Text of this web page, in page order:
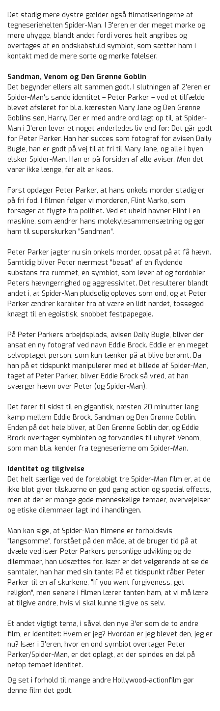
Det stadig mere dystre gælder også filmatiseringerne af
tegneseriehelten Spider-Man. I 3'eren er der meget mørke og
mere uhygge, blandt andet fordi vores helt angribes og
overtages af en ondskabsfuld symbiot, som sætter ham i
kontakt med de mere sorte og mørke følelser.
Sandman, Venom og Den Grønne Goblin
Det begynder ellers alt sammen godt. I slutningen af 2'eren er
Spider-Man's sande identitet – Peter Parker – ved et tilfælde
blevet afsløret for bl.a. kæresten Mary Jane og Den Grønne
Goblins søn, Harry. Der er med andre ord lagt op til, at Spider-
Man i 3'eren lever et noget anderledes liv end før: Det går godt
for Peter Parker. Han har succes som fotograf for avisen Daily
Bugle, han er godt på vej til at fri til Mary Jane, og alle i byen
elsker Spider-Man. Han er på forsiden af alle aviser. Men det
varer ikke længe, før alt er kaos.
Først opdager Peter Parker, at hans onkels morder stadig er
på fri fod. I filmen følger vi morderen, Flint Marko, som
forsøger at flygte fra politiet. Ved et uheld havner Flint i en
maskine, som ændrer hans molekylesammensætning og gør
ham til superskurken "Sandman".
Peter Parker jagter nu sin onkels morder, opsat på at få hævn.
Samtidig bliver Peter nærmest "besat" af en flydende
substans fra rummet, en symbiot, som lever af og fordobler
Peters hævngerrighed og aggressivitet. Det resulterer blandt
andet i, at Spider-Man pludselig opleves som ond, og at Peter
Parker ændrer karakter fra at være en lidt nørdet, tossegod
knægt til en egoistisk, snobbet festpapegøje.
På Peter Parkers arbejdsplads, avisen Daily Bugle, bliver der
ansat en ny fotograf ved navn Eddie Brock. Eddie er en meget
selvoptaget person, som kun tænker på at blive berømt. Da
han på et tidspunkt manipulerer med et billede af Spider-Man,
taget af Peter Parker, bliver Eddie Brock så vred, at han
sværger hævn over Peter (og Spider-Man).
Det fører til sidst til en gigantisk, næsten 20 minutter lang
kamp mellem Eddie Brock, Sandman og Den Grønne Goblin.
Enden på det hele bliver, at Den Grønne Goblin dør, og Eddie
Brock overtager symbioten og forvandles til uhyret Venom,
som man bl.a. kender fra tegneserierne om Spider-Man.
Identitet og tilgivelse
Det helt særlige ved de foreløbigt tre Spider-Man film er, at de
ikke blot giver tilskuerne en god gang action og special effects,
men at der er mange gode menneskelige temaer, overvejelser
og etiske dilemmaer lagt ind i handlingen.
Man kan sige, at Spider-Man filmene er forholdsvis
"langsomme", forstået på den måde, at de bruger tid på at
dvæle ved især Peter Parkers personlige udvikling og de
dilemmaer, han udsættes for. Især er det velgørende at se de
samtaler, han har med sin tante: På et tidspunkt råber Peter
Parker til en af skurkene, "If you want forgiveness, get
religion", men senere i filmen lærer tanten ham, at vi må lære
at tilgive andre, hvis vi skal kunne tilgive os selv.
Et andet vigtigt tema, i såvel den nye 3'er som de to andre
film, er identitet: Hvem er jeg? Hvordan er jeg blevet den, jeg er
nu? Især i 3'eren, hvor en ond symbiot overtager Peter
Parker/Spider-Man, er det oplagt, at der spindes en del på
netop temaet identitet.
Og set i forhold til mange andre Hollywood-actionfilm gør
denne film det godt.